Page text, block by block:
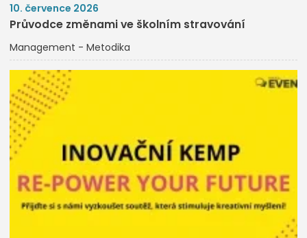
10. července 2026
Průvodce změnami ve školním stravování
Management - Metodika